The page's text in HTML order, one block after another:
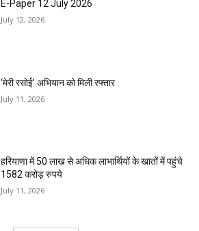
E-Paper 12 July 2026
July 12, 2026
‘मेरी रसोई’ अभियान को मिली रफ्तार
July 11, 2026
हरियाणा में 50 लाख से अधिक लाभार्थियों के खातों में पहुंचे
1582 करोड़ रुपये
July 11, 2026